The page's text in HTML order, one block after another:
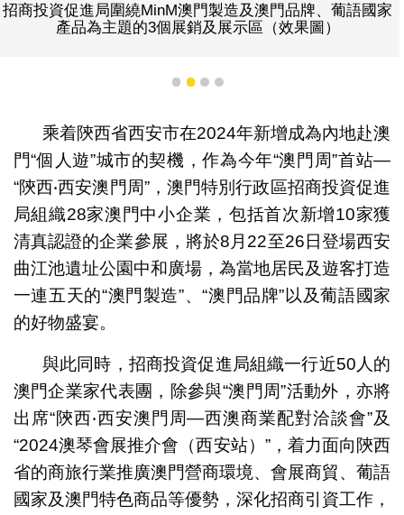
招商投資促進局圍繞MinM澳門製造及澳門品牌、葡語國家
產品為主題的3個展銷及展示區（效果圖）
1 2 3 4
乘着陝西省西安市在2024年新增成為內地赴澳
門“個人遊”城市的契機，作為今年“澳門周”首站—
“陝西‧西安澳門周”，澳門特別行政區招商投資促進
局組織28家澳門中小企業，包括首次新增10家獲
清真認證的企業參展，將於8月22至26日登場西安
曲江池遺址公園中和廣場，為當地居民及遊客打造
一連五天的“澳門製造”、“澳門品牌”以及葡語國家
的好物盛宴。
與此同時，招商投資促進局組織一行近50人的
澳門企業家代表團，除參與“澳門周”活動外，亦將
出席“陝西‧西安澳門周—西澳商業配對洽談會”及
“2024澳琴會展推介會（西安站）”，着力面向陝西
省的商旅行業推廣澳門營商環境、會展商貿、葡語
國家及澳門特色商品等優勢，深化招商引資工作，